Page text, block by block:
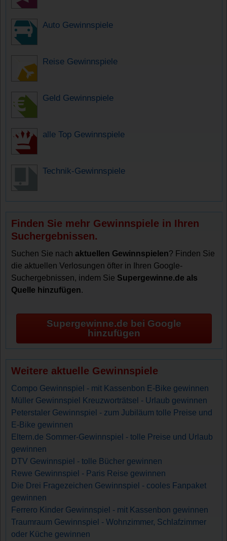
Auto Gewinnspiele
Reise Gewinnspiele
Geld Gewinnspiele
alle Top Gewinnspiele
Technik-Gewinnspiele
Finden Sie mehr Gewinnspiele in Ihren
Suchergebnissen.
Suchen Sie nachaktuellen Gewinnspielen? Finden Sie
die aktuellen Verlosungen öfter in Ihren Google-
Suchergebnissen, indem Sie Supergewinne.de als
Quelle hinzufügen.
Supergewinne.de bei Google
hinzufügen
Weitere aktuelle Gewinnspiele
Compo Gewinnspiel - mit Kassenbon E-Bike gewinnen
Müller Gewinnspiel Kreuzworträtsel - Urlaub gewinnen
Peterstaler Gewinnspiel - zum Jubiläum tolle Preise und
E-Bike gewinnen
Eltern.de Sommer-Gewinnspiel - tolle Preise und Urlaub
gewinnen
DTV Gewinnspiel - tolle Bücher gewinnen
Rewe Gewinnspiel - Paris Reise gewinnen
Die Drei Fragezeichen Gewinnspiel - cooles Fanpaket
gewinnen
Ferrero Kinder Gewinnspiel - mit Kassenbon gewinnen
Traumraum Gewinnspiel - Wohnzimmer, Schlafzimmer
oder Küche gewinnen